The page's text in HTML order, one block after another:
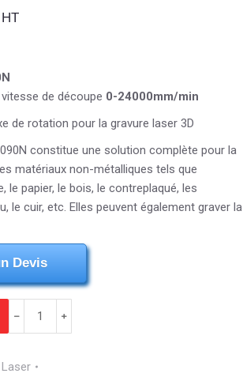
HT
vitesse de découpe 0-24000mm/min
de rotation pour la gravure laser 3D
constitue une solution complète pour la
matériaux non-métalliques tels que
le papier, le bois, le contreplaqué, les
le cuir, etc. Elles peuvent également graver la
Devis